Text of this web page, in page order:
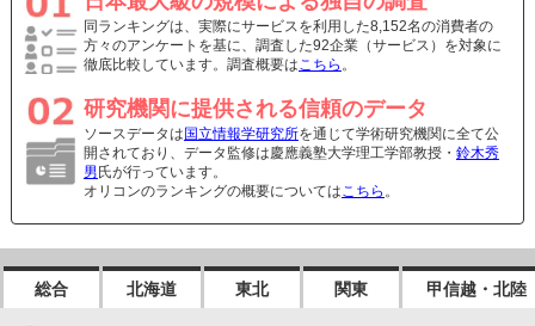
同ランキングは、実際にサービスを利用した8,152名の消費者の
方々のアンケートを基に、調査した92企業（サービス）を対象に
徹底比較しています。調査概要はこちら 。
研究機関に提供される信頼のデータ
ソースデータは 国立情報学研究所を通じて学術研究機関に全て公
開されており、データ監修は慶應義塾大学理工学部教授・ 鈴木秀
男 氏が行っています。
オリコンのランキングの概要についてはこちら 。
総合 北海道 東北 関東 甲信越・北陸